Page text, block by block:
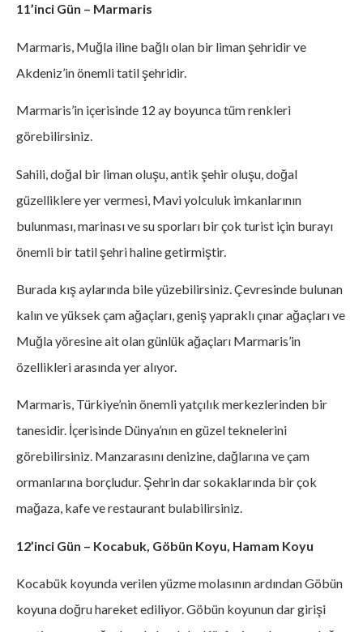
11’inci Gün – Marmaris
Marmaris, Muğla iline bağlı olan bir liman şehridir ve
Akdeniz’in önemli tatil şehridir.
Marmaris’in içerisinde 12 ay boyunca tüm renkleri
görebilirsiniz.
Sahili, doğal bir liman oluşu, antik şehir oluşu, doğal
güzelliklere yer vermesi, Mavi yolculuk imkanlarının
bulunması, marinası ve su sporları bir çok turist için burayı
önemli bir tatil şehri haline getirmiştir.
Burada kış aylarında bile yüzebilirsiniz. Çevresinde bulunan
kalın ve yüksek çam ağaçları, geniş yapraklı çınar ağaçları ve
Muğla yöresine ait olan günlük ağaçları Marmaris’in
özellikleri arasında yer alıyor.
Marmaris, Türkiye’nin önemli yatçılık merkezlerinden bir
tanesidir. İçerisinde Dünya’nın en güzel teknelerini
görebilirsiniz. Manzarasını denizine, dağlarına ve çam
ormanlarına borçludur. Şehrin dar sokaklarında bir çok
mağaza, kafe ve restaurant bulabilirsiniz.
12’inci Gün – Kocabuk, Göbün Koyu, Hamam Koyu
Kocabük koyunda verilen yüzme molasının ardından Göbün
koyuna doğru hareket ediliyor. Göbün koyunun dar girişi